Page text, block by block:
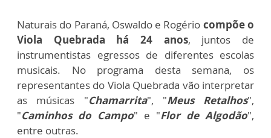
Naturais do Paraná, Oswaldo e Rogério compõe o
Viola Quebrada há 24 anos, juntos de
instrumentistas egressos de diferentes escolas
musicais. No programa desta semana, os
representantes do Viola Quebrada vão interpretar
as músicas "Chamarrita", "Meus Retalhos",
"Caminhos do Campo" e "Flor de Algodão",
entre outras.